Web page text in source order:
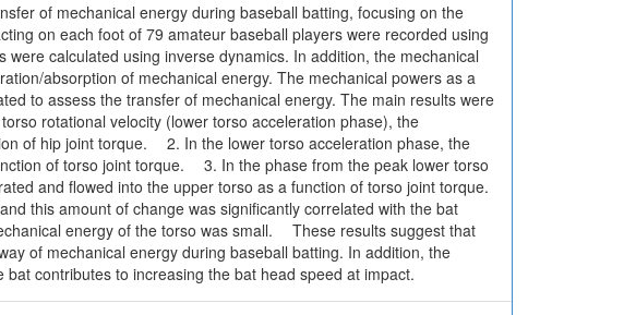
of mechanical energy during baseball batting, focusing on the
on each foot of 79 amateur baseball players were recorded using
calculated using inverse dynamics. In addition, the mechanical
absorption of mechanical energy. The mechanical powers as a
to assess the transfer of mechanical energy. The main results were
rotational velocity (lower torso acceleration phase), the
of hip joint torque. 2. In the lower torso acceleration phase, the
of torso joint torque. 3. In the phase from the peak lower torso
and flowed into the upper torso as a function of torso joint torque.
this amount of change was significantly correlated with the bat
energy of the torso was small. These results suggest that
of mechanical energy during baseball batting. In addition, the
contributes to increasing the bat head speed at impact.